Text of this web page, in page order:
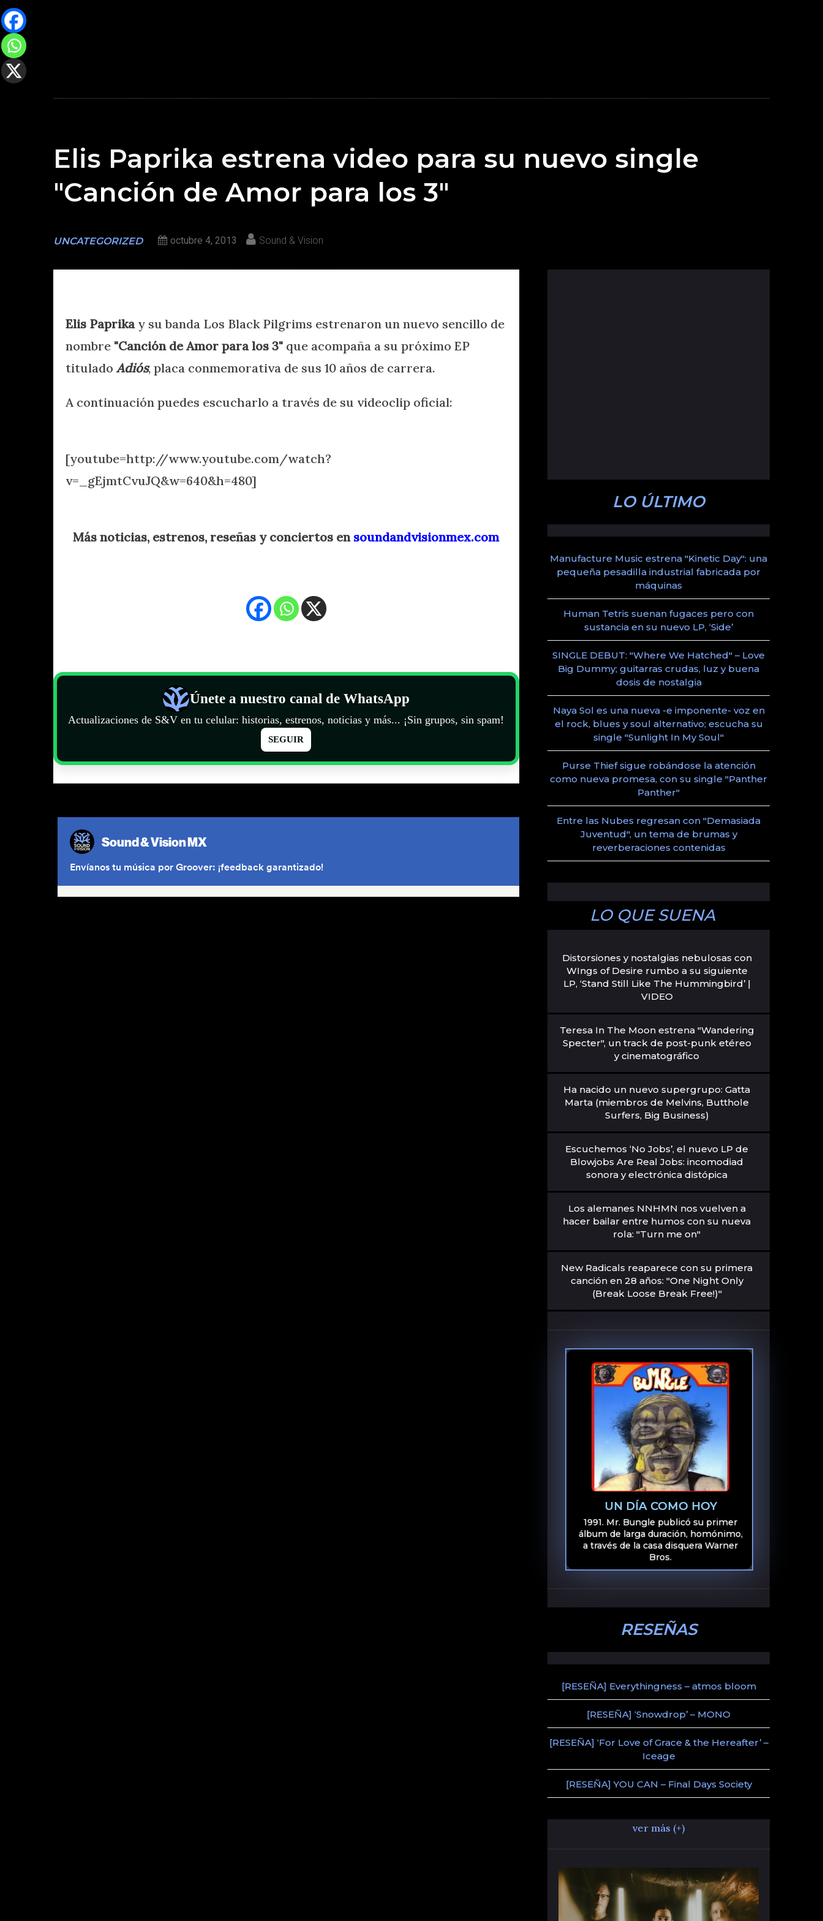
Elis Paprika estrena video para su nuevo single
"Canción de Amor para los 3"
UNCATEGORIZED octubre 4, 2013 Sound & Vision
Elis Paprikay su banda Los Black Pilgrims estrenaron un nuevo sencillo de
nombre "Canción de Amor para los 3" que acompaña a su próximo EP
titulado Adiós, placa conmemorativa de sus 10 años de carrera.
A continuación puedes escucharlo a través de su videoclip oficial:
[youtube=http://www.youtube.com/watch?
v=_gEjmtCvuJQ&w=640&h=480]
Más noticias, estrenos, reseñas y conciertos en soundandvisionmex.com
Únete a nuestro canal de WhatsApp
Actualizaciones de S&V en tu celular: historias, estrenos, noticias y más... ¡Sin grupos, sin spam!
SEGUIR
LO ÚLTIMO
Manufacture Music estrena "Kinetic Day": una
pequeña pesadilla industrial fabricada por
máquinas
Human Tetris suenan fugaces pero con
sustancia en su nuevo LP, ‘Side’
SINGLE DEBUT: "Where We Hatched" – Love
Big Dummy; guitarras crudas, luz y buena
dosis de nostalgia
Naya Sol es una nueva -e imponente- voz en
el rock, blues y soul alternativo; escucha su
single "Sunlight In My Soul"
Purse Thief sigue robándose la atención
como nueva promesa, con su single "Panther
Panther"
Entre las Nubes regresan con "Demasiada
Juventud", un tema de brumas y
reverberaciones contenidas
LO QUE SUENA
Distorsiones y nostalgias nebulosas con
WIngs of Desire rumbo a su siguiente
LP, ‘Stand Still Like The Hummingbird’ |
VIDEO
Teresa In The Moon estrena "Wandering
Specter", un track de post-punk etéreo
y cinematográfico
Ha nacido un nuevo supergrupo: Gatta
Marta (miembros de Melvins, Butthole
Surfers, Big Business)
Escuchemos ‘No Jobs’, el nuevo LP de
Blowjobs Are Real Jobs: incomodiad
sonora y electrónica distópica
Los alemanes NNHMN nos vuelven a
hacer bailar entre humos con su nueva
rola: "Turn me on"
New Radicals reaparece con su primera
canción en 28 años: "One Night Only
(Break Loose Break Free!)"
UN DÍA COMO HOY
1991. Mr. Bungle publicó su primer
álbum de larga duración, homónimo,
a través de la casa disquera Warner
Bros.
RESEÑAS
[RESEÑA] Everythingness – atmos bloom
[RESEÑA] ‘Snowdrop’ – MONO
[RESEÑA] ‘For Love of Grace & the Hereafter’ –
Iceage
[RESEÑA] YOU CAN – Final Days Society
ver más (+)